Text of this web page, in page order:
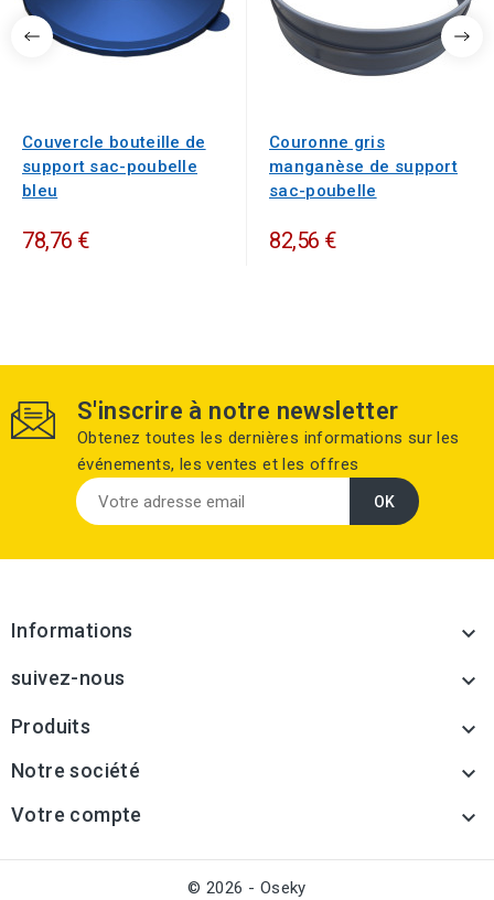
Couvercle bouteille de
support sac-poubelle
bleu
78,76 €
Couronne gris
manganèse de support
sac-poubelle
82,56 €
S'inscrire à notre newsletter
Obtenez toutes les dernières informations sur les
événements, les ventes et les offres
Informations 
suivez-nous 
Produits 
Notre société 
Votre compte 
© 2026 - Oseky